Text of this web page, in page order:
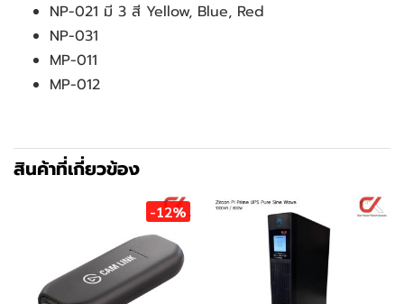
NP-021 มี 3 สี Yellow, Blue, Red
NP-031
MP-011
MP-012
สินค้าที่เกี่ยวข้อง
-12%